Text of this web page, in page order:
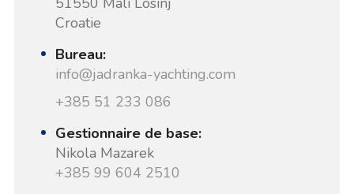
Croatie
Bureau:
info@jadranka-yachting.com
+385 51 233 086
Gestionnaire de base:
Nikola Mazarek
+385 99 604 2510